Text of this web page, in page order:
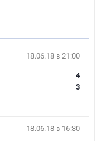
18.06.18 в 21:00
4
3
18.06.18 в 16:30